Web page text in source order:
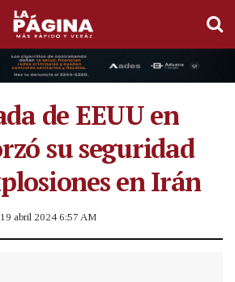
de EEUU en
su seguridad
en Irán
abril 2024 6:57 AM